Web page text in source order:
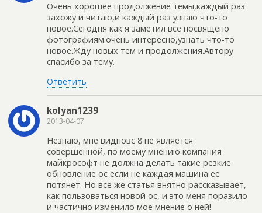
Очень хорошее продолжение темы,каждый раз
захожу и читаю,и каждый раз узнаю что-то
новое.Сегодня как я заметил все посвящено
фотографиям.очень интересно,узнать что-то
новое.Жду новых тем и продолжения.Автору
спасибо за тему.
Ответить
kolyan1239
2013-04-07
Незнаю, мне видновс 8 не является
совершенной, по моему мнению компания
майкрософт не должна делать такие резкие
обновление ос если не каждая машина ее
потянет. Но все же статья внятно рассказывает,
как пользоваться новой ос, и это меня поразило
и частично изменило мое мнение о ней!